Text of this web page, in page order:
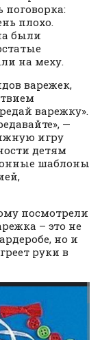
поговорка:
плохо.
были
на меху.
варежек,
варежку».
—
игру
детям
шаблоны
посмотрели
– это не
но и
руки в